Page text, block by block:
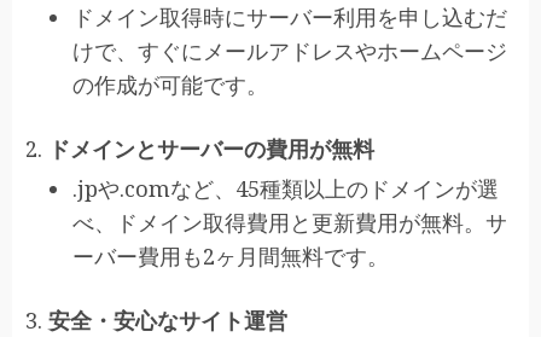
ドメイン取得時にサーバー利用を申し込むだ
けで、すぐにメールアドレスやホームページ
の作成が可能です。
ドメインとサーバーの費用が無料
.jpや.comなど、45種類以上のドメインが選
べ、ドメイン取得費用と更新費用が無料。サ
ーバー費用も2ヶ月間無料です。
安全・安心なサイト運営